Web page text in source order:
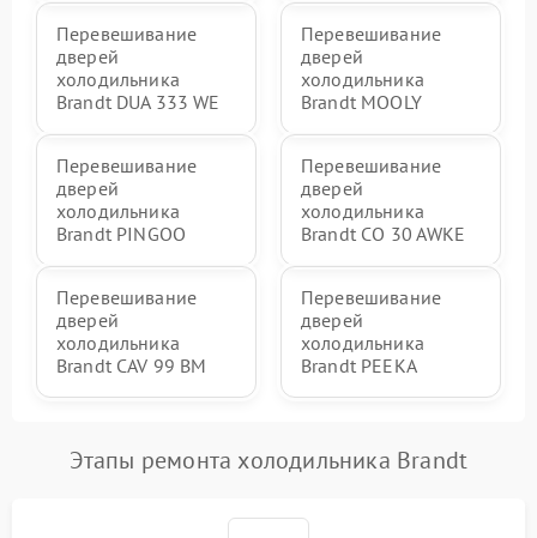
Перевешивание
дверей
холодильника
Brandt DUA 333 WE
Перевешивание
дверей
холодильника
Brandt MOOLY
Перевешивание
дверей
холодильника
Brandt PINGOO
Перевешивание
дверей
холодильника
Brandt CO 30 AWKE
Перевешивание
дверей
холодильника
Brandt CAV 99 BM
Перевешивание
дверей
холодильника
Brandt PEEKA
Этапы ремонта холодильника Brandt